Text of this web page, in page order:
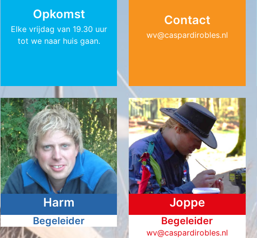
Opkomst
Elke vrijdag van 19.30 uur
tot we naar huis gaan.
Contact
wv@­caspardirobles.nl
Harm
Begeleider
Joppe
Begeleider
wv@caspardirobles.nl